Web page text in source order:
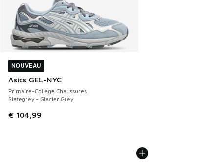
NOUVEAU
Asics GEL-NYC
Primaire-College Chaussures
Slategrey - Glacier Grey
€ 104,99
NOUVEAU